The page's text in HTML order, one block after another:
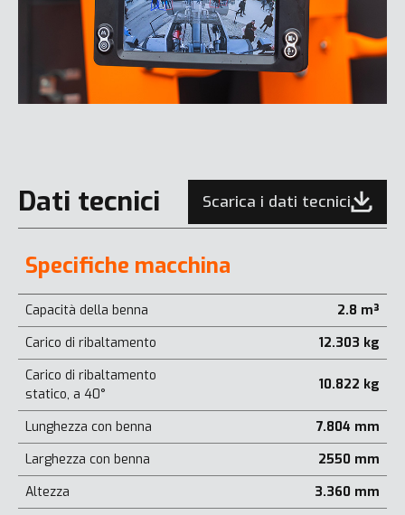
Dati tecnici Scarica i dati tecnici
Specifiche macchina
Capacità della benna
2.8 m³
Carico di ribaltamento
12.303 kg
Carico di ribaltamento
statico, a 40°
10.822 kg
Lunghezza con benna
7.804 mm
Larghezza con benna
2550 mm
Altezza
3.360 mm